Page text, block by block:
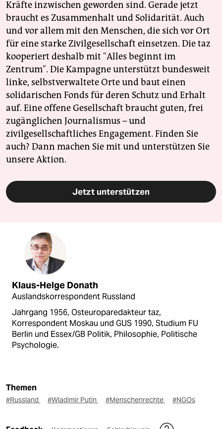
Kräfte inzwischen geworden sind. Gerade jetzt
braucht es Zusammenhalt und Solidarität. Auch
und vor allem mit den Menschen, die sich vor Ort
für eine starke Zivilgesellschaft einsetzen. Die taz
kooperiert deshalb mit "Alles beginnt im
Zentrum". Die Kampagne unterstützt bundesweit
linke, selbstverwaltete Orte und baut einen
solidarischen Fonds für deren Schutz und Erhalt
auf. Eine offene Gesellschaft braucht guten, frei
zugänglichen Journalismus – und
zivilgesellschaftliches Engagement. Finden Sie
auch? Dann machen Sie mit und unterstützen Sie
unsere Aktion.
Jetzt unterstützen
Klaus-Helge Donath
Auslandskorrespondent Russland
Jahrgang 1956, Osteuroparedakteur taz,
Korrespondent Moskau und GUS 1990, Studium FU
Berlin und Essex/GB Politik, Philosophie, Politische
Psychologie.
Themen
#Russland #Wladimir Putin #Menschenrechte #NGOs